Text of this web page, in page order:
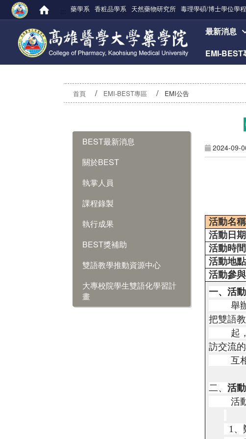
藥學系 香粧品學系 天然藥物研究所 毒理學碩/博士學位學程
最新消息
EMI-BEST
首頁 EMI-BEST專區 EMI公告
BEST最新消息
關於BEST
執掌人員
課程錄製
執行成果
BEST獎補助
雙語教學推動資源中心
大專校院學生雙語化學習計
畫
2024-09-
活動名稱
活動日期
活動時間
活動地點
活動參
一、活
舉辦
把雙語
起，其
訪交流
互相交
二、活
活動對
1、